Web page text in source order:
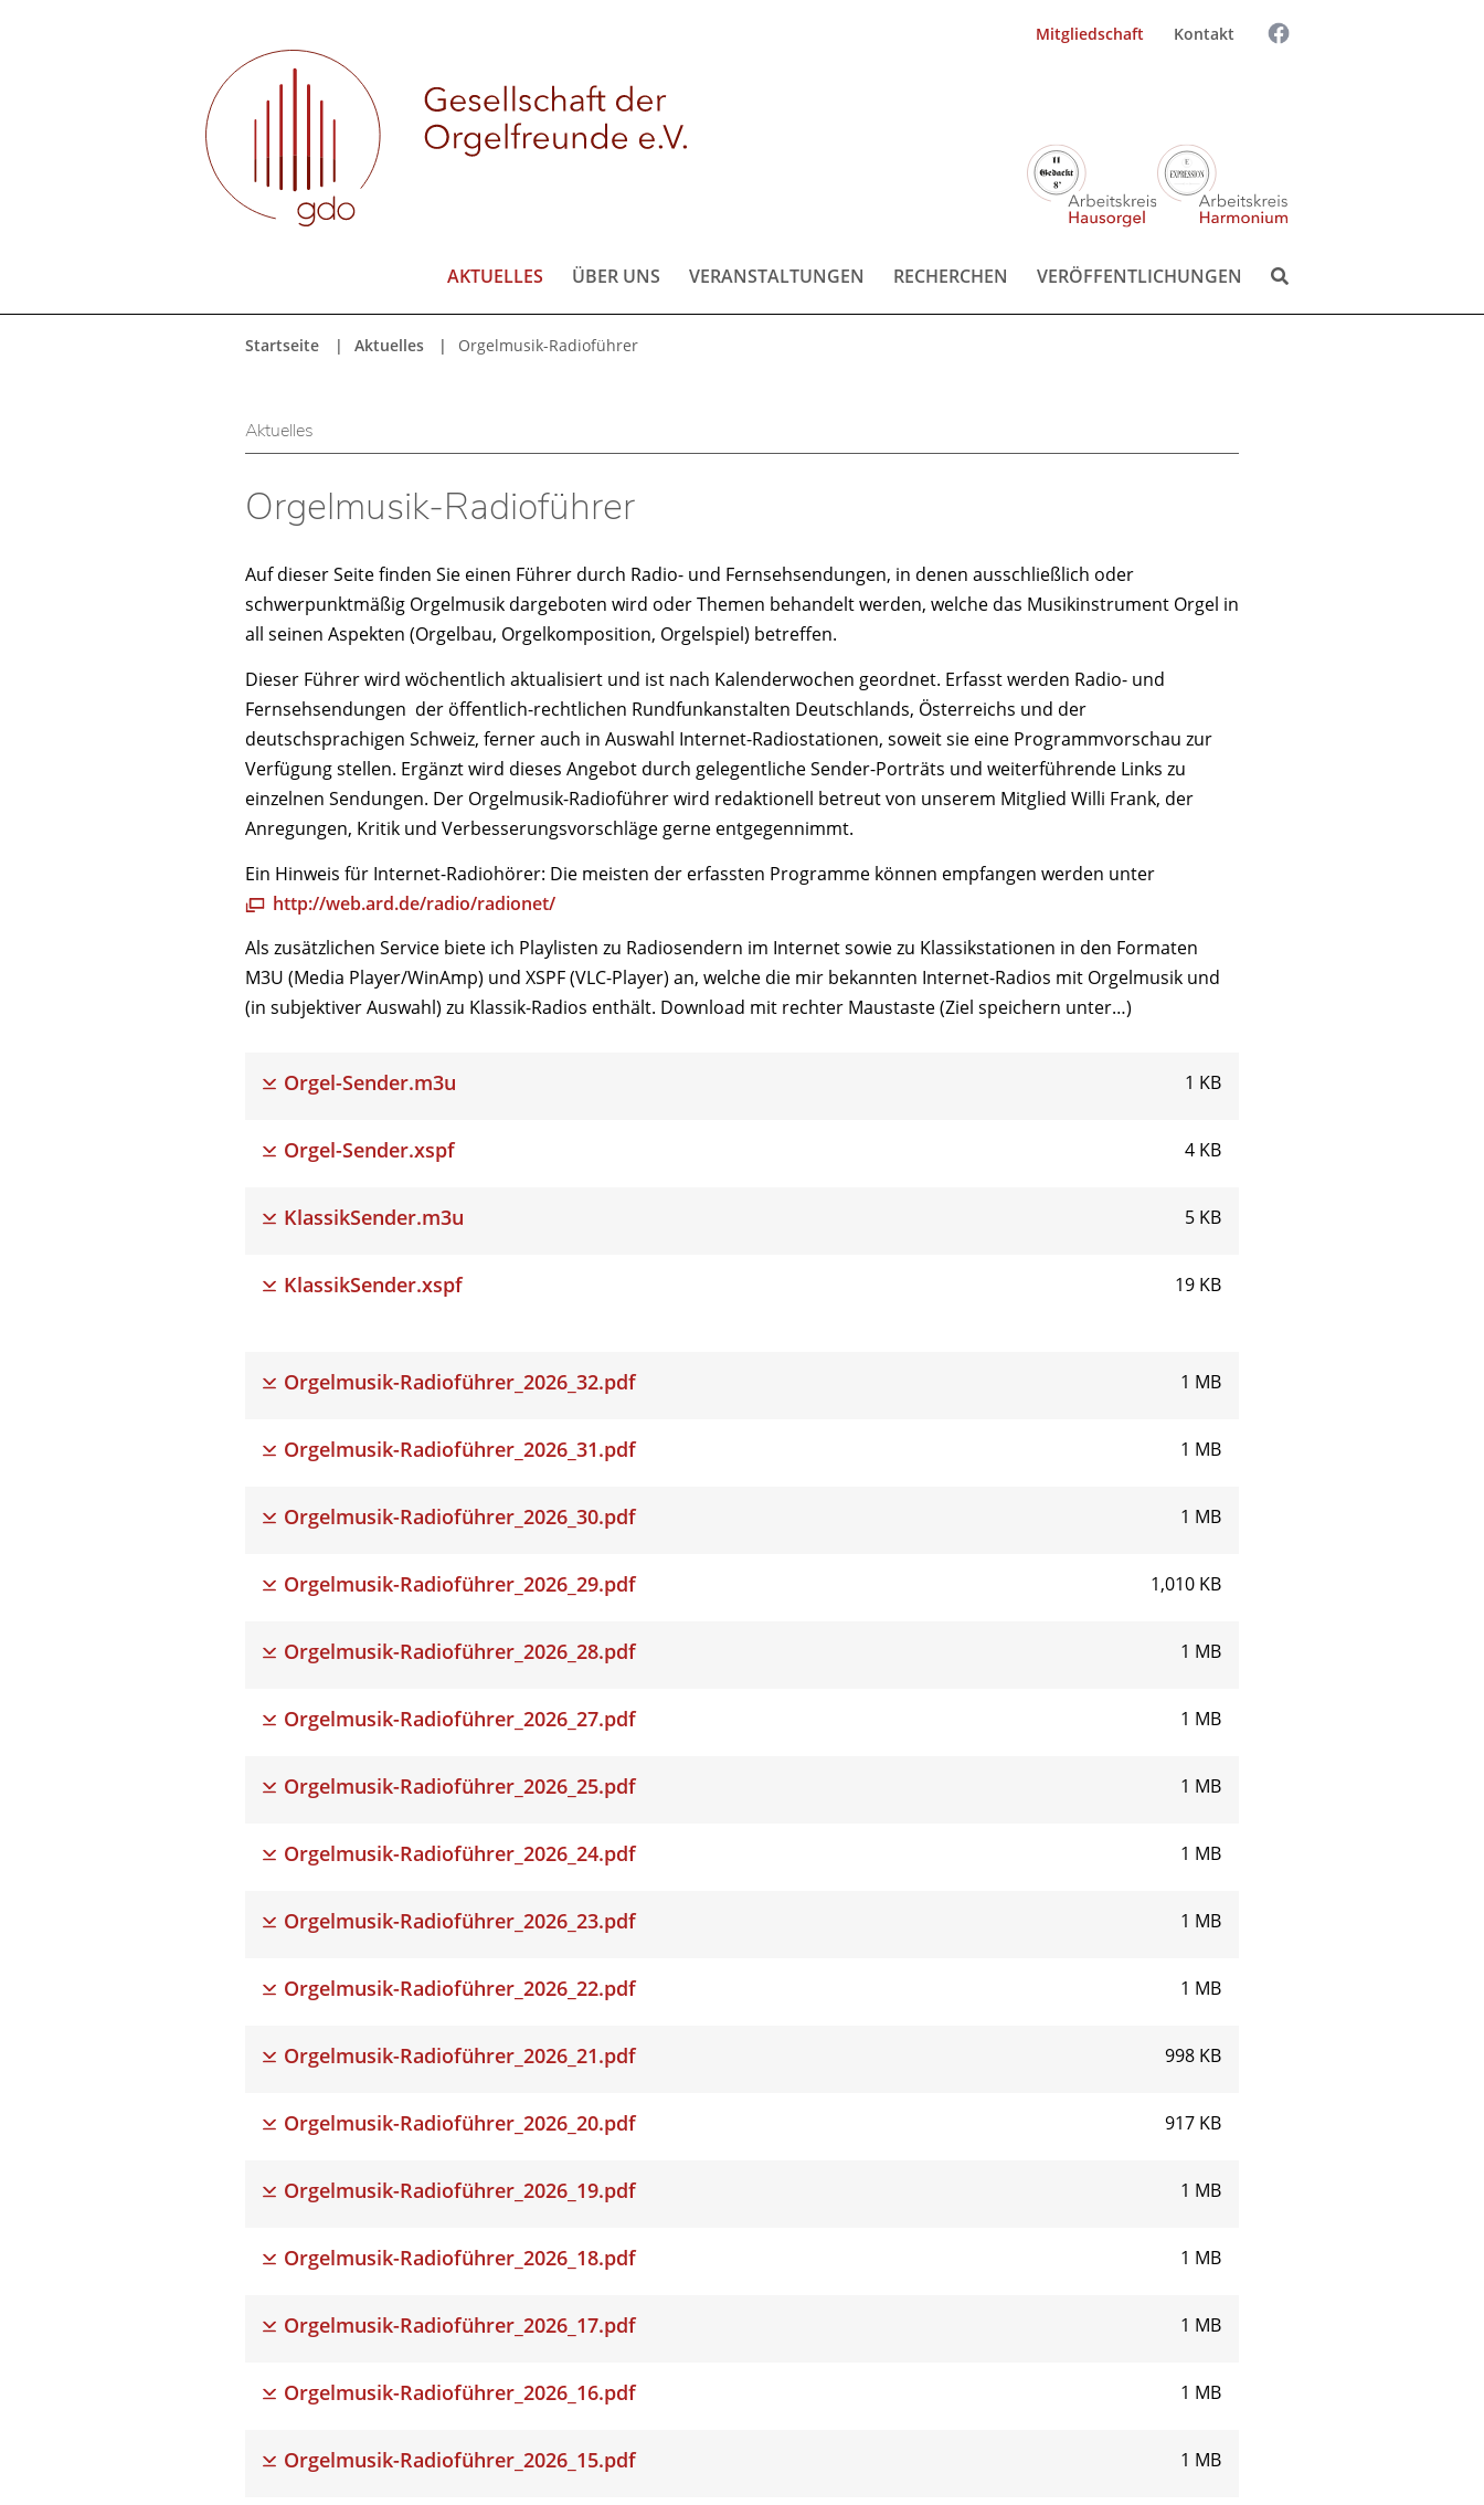
Mitgliedschaft Kontakt
AKTUELLES ÜBER UNS VERANSTALTUNGEN RECHERCHEN VERÖFFENTLICHUNGEN
Startseite Aktuelles Orgelmusik-Radioführer
Aktuelles
Orgelmusik-Radioführer
Auf dieser Seite finden Sie einen Führer durch Radio- und Fernsehsendungen, in denen ausschließlich oder
schwerpunktmäßig Orgelmusik dargeboten wird oder Themen behandelt werden, welche das Musikinstrument Orgel in
all seinen Aspekten (Orgelbau, Orgelkomposition, Orgelspiel) betreffen.
Dieser Führer wird wöchentlich aktualisiert und ist nach Kalenderwochen geordnet. Erfasst werden Radio- und
Fernsehsendungen der öffentlich-rechtlichen Rundfunkanstalten Deutschlands, Österreichs und der
deutschsprachigen Schweiz, ferner auch in Auswahl Internet-Radiostationen, soweit sie eine Programmvorschau zur
Verfügung stellen. Ergänzt wird dieses Angebot durch gelegentliche Sender-Porträts und weiterführende Links zu
einzelnen Sendungen. Der Orgelmusik-Radioführer wird redaktionell betreut von unserem Mitglied Willi Frank, der
Anregungen, Kritik und Verbesserungsvorschläge gerne entgegennimmt.
Ein Hinweis für Internet-Radiohörer: Die meisten der erfassten Programme können empfangen werden unter
http://web.ard.de/radio/radionet/
Als zusätzlichen Service biete ich Playlisten zu Radiosendern im Internet sowie zu Klassikstationen in den Formaten
M3U (Media Player/WinAmp) und XSPF (VLC-Player) an, welche die mir bekannten Internet-Radios mit Orgelmusik und
(in subjektiver Auswahl) zu Klassik-Radios enthält. Download mit rechter Maustaste (Ziel speichern unter…)
Orgel-Sender.m3u 1 KB
Orgel-Sender.xspf 4 KB
KlassikSender.m3u 5 KB
KlassikSender.xspf 19 KB
Orgelmusik-Radioführer_2026_32.pdf 1 MB
Orgelmusik-Radioführer_2026_31.pdf 1 MB
Orgelmusik-Radioführer_2026_30.pdf 1 MB
Orgelmusik-Radioführer_2026_29.pdf 1,010 KB
Orgelmusik-Radioführer_2026_28.pdf 1 MB
Orgelmusik-Radioführer_2026_27.pdf 1 MB
Orgelmusik-Radioführer_2026_25.pdf 1 MB
Orgelmusik-Radioführer_2026_24.pdf 1 MB
Orgelmusik-Radioführer_2026_23.pdf 1 MB
Orgelmusik-Radioführer_2026_22.pdf 1 MB
Orgelmusik-Radioführer_2026_21.pdf 998 KB
Orgelmusik-Radioführer_2026_20.pdf 917 KB
Orgelmusik-Radioführer_2026_19.pdf 1 MB
Orgelmusik-Radioführer_2026_18.pdf 1 MB
Orgelmusik-Radioführer_2026_17.pdf 1 MB
Orgelmusik-Radioführer_2026_16.pdf 1 MB
Orgelmusik-Radioführer_2026_15.pdf 1 MB